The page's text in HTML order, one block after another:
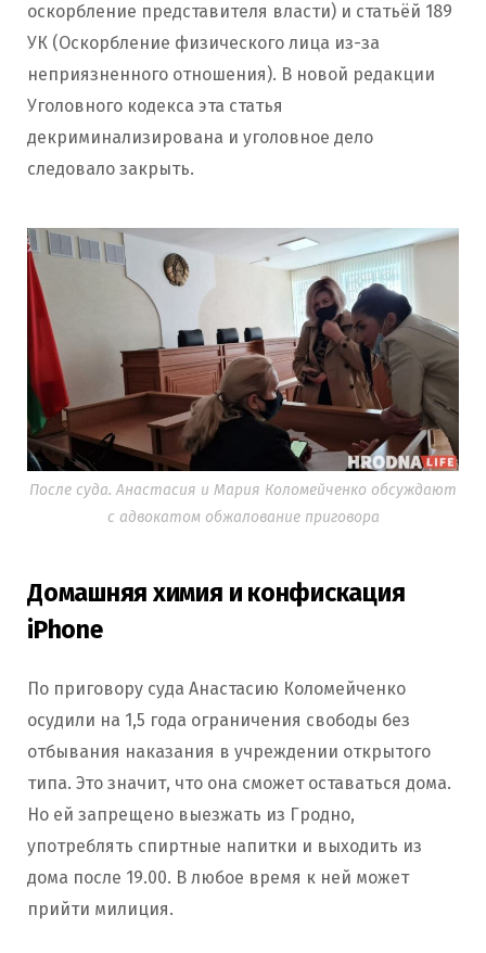
оскорбление представителя власти) и статьёй 189
УК (Оскорбление физического лица из-за
неприязненного отношения). В новой редакции
Уголовного кодекса эта статья
декриминализирована и уголовное дело
следовало закрыть.
После суда. Анастасия и Мария Коломейченко обсуждают
с адвокатом обжалование приговора
Домашняя химия и конфискация
iPhone
По приговору суда Анастасию Коломейченко
осудили на 1,5 года ограничения свободы без
отбывания наказания в учреждении открытого
типа. Это значит, что она сможет оставаться дома.
Но ей запрещено выезжать из Гродно,
употреблять спиртные напитки и выходить из
дома после 19.00. В любое время к ней может
прийти милиция.